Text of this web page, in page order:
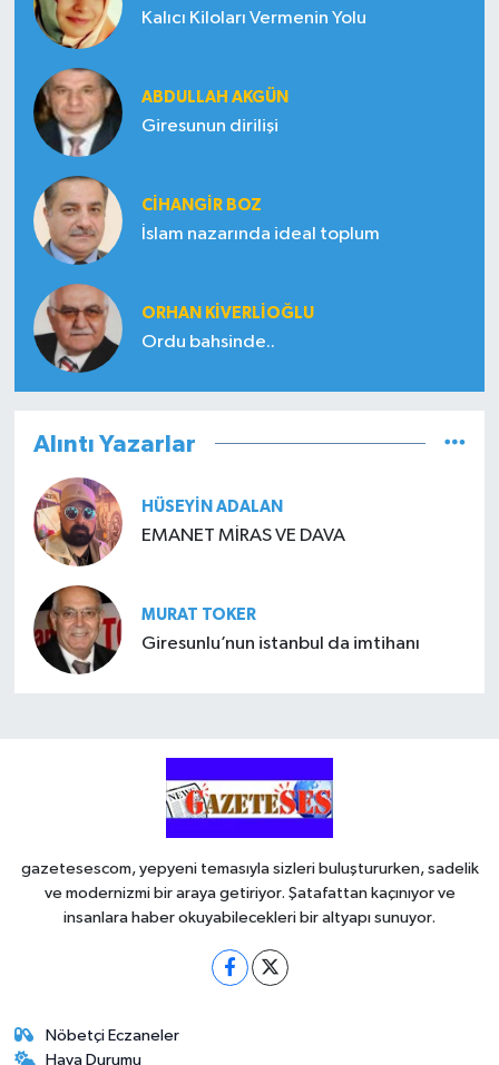
Kalıcı Kiloları Vermenin Yolu
ABDULLAH AKGÜN
Giresunun dirilişi
CIHANGIR BOZ
İslam nazarında ideal toplum
ORHAN KIVERLIOĞLU
Ordu bahsinde..
Alıntı Yazarlar
HÜSEYIN ADALAN
EMANET MİRAS VE DAVA
MURAT TOKER
Giresunlu’nun istanbul da imtihanı
gazetesescom, yepyeni temasıyla sizleri buluştururken, sadelik
ve modernizmi bir araya getiriyor. Şatafattan kaçınıyor ve
insanlara haber okuyabilecekleri bir altyapı sunuyor.
Nöbetçi Eczaneler
Hava Durumu